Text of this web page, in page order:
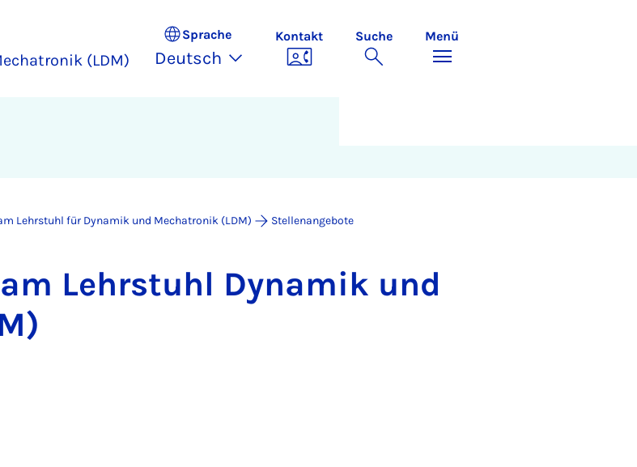
(LDM)
Sprache
Deutsch
Kontakt Suche Menü
Lehrstuhl für Dynamik und Mechatronik (LDM) Stellenangebote
Lehr­stuhl Dy­na­mik und